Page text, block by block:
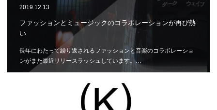
2019.12.13
ファッションとミュージックのコラボレーションが再び熱
い
長年にわたって繰り返されるファッションと音楽のコラボレーショ
ンがまた最近リリースラッシュしています。…